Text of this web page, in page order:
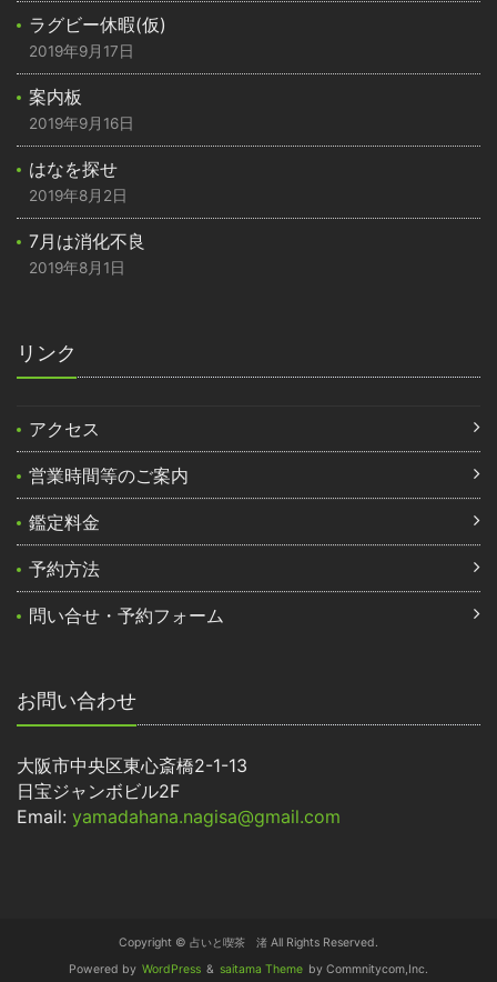
ラグビー休暇(仮)
2019年9月17日
案内板
2019年9月16日
はなを探せ
2019年8月2日
7月は消化不良
2019年8月1日
リンク
アクセス
営業時間等のご案内
鑑定料金
予約方法
問い合せ・予約フォーム
お問い合わせ
大阪市中央区東心斎橋2-1-13
日宝ジャンボビル2F
Email: yamadahana.nagisa@gmail.com
Copyright © 占いと喫茶 渚 All Rights Reserved.
Powered by WordPress & saitama Theme by Commnitycom,Inc.